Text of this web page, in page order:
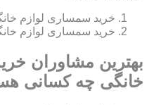
خرید سمساری لوازم
خرید سمساری لوازم
بهترین مشاوران
خانگی چه کسانی